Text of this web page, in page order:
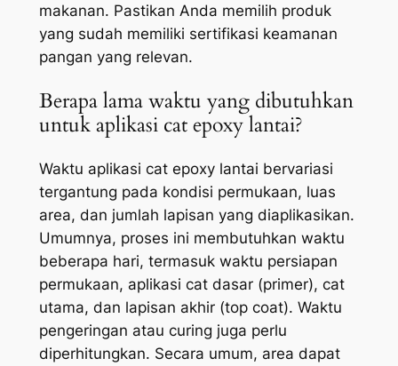
makanan. Pastikan Anda memilih produk
yang sudah memiliki sertifikasi keamanan
pangan yang relevan.
Berapa lama waktu yang dibutuhkan
untuk aplikasi cat epoxy lantai?
Waktu aplikasi cat epoxy lantai bervariasi
tergantung pada kondisi permukaan, luas
area, dan jumlah lapisan yang diaplikasikan.
Umumnya, proses ini membutuhkan waktu
beberapa hari, termasuk waktu persiapan
permukaan, aplikasi cat dasar (primer), cat
utama, dan lapisan akhir (top coat). Waktu
pengeringan atau curing juga perlu
diperhitungkan. Secara umum, area dapat